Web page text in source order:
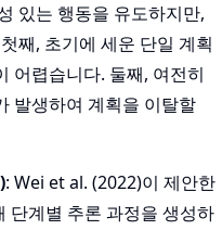
있는 행동을 유도하지만,
째, 초기에 세운 단일 계획
어렵습니다. 둘째, 여전히
발생하여 계획을 이탈할
: Wei et al. (2022)이 제안한
단계별 추론 과정을 생성하